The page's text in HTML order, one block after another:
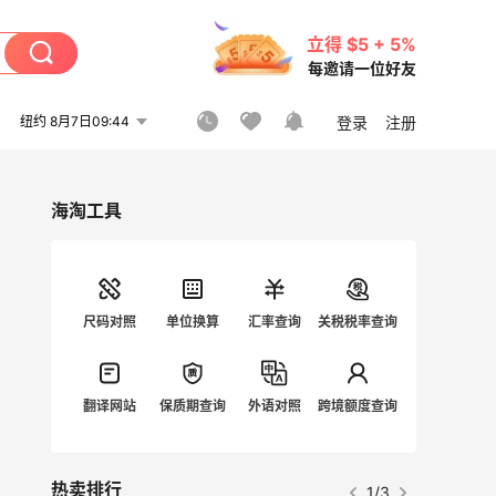
立得 $5 + 5%
每邀请一位好友
纽约 8月7日09:44 登录 注册
海淘工具
尺码对照 单位换算 汇率查询 关税税率查询
翻译网站 保质期查询 外语对照 跨境额度查询
热卖排行 1/3